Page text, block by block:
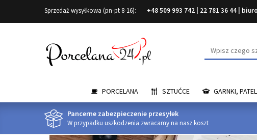
Sprzedaż wysyłkowa (pn-pt 8-16): +48 509 993 742 22 781 36 44
Wyszukaj
PORCELANA SZTUĆCE GARNKI,
Pancerne zabezpieczenie przesyłek
W przypadku uszkodzenia zwracamy na nasz koszt